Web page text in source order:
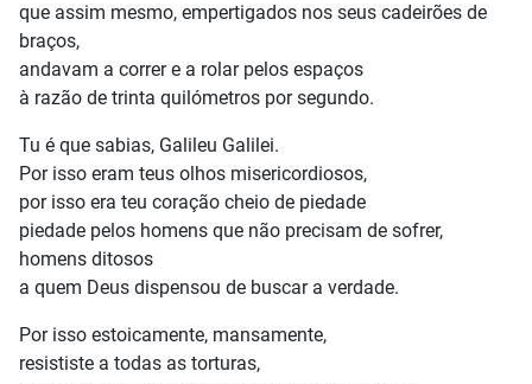
que assim mesmo, empertigados nos seus cadeirões de
braços,
andavam a correr e a rolar pelos espaços
à razão de trinta quilómetros por segundo.
Tu é que sabias, Galileu Galilei.
Por isso eram teus olhos misericordiosos,
por isso era teu coração cheio de piedade
piedade pelos homens que não precisam de sofrer,
homens ditosos
a quem Deus dispensou de buscar a verdade.
Por isso estoicamente, mansamente,
resististe a todas as torturas,